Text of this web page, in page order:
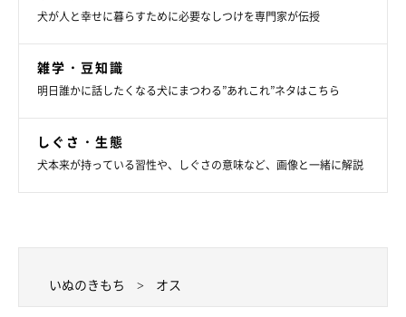
犬が人と幸せに暮らすために必要なしつけを専門家が伝授
雑学・豆知識
明日誰かに話したくなる犬にまつわる”あれこれ”ネタはこちら
しぐさ・生態
犬本来が持っている習性や、しぐさの意味など、画像と一緒に解説
いぬのきもち オス